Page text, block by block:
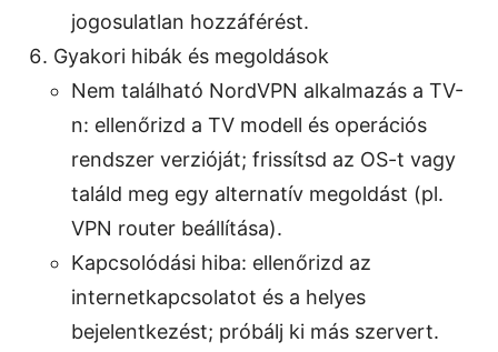
jogosulatlan hozzáférést.
Gyakori hibák és megoldások
Nem található NordVPN alkalmazás a TV-
n: ellenőrizd a TV modell és operációs
rendszer verzióját; frissítsd az OS-t vagy
találd meg egy alternatív megoldást (pl.
VPN router beállítása).
Kapcsolódási hiba: ellenőrizd az
internetkapcsolatot és a helyes
bejelentkezést; próbálj ki más szervert.